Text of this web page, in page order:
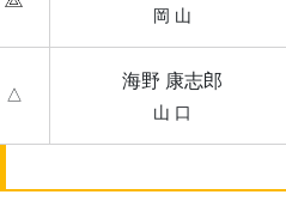
岡 山
△
海野 康志郎
山 口